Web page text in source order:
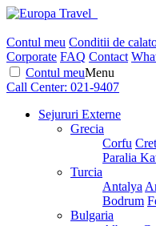
Contul meu Conditii de
Corporate FAQ Contact
Contul meuMenu
Call Center: 021-9407
Sejururi Externe
Grecia
Corfu
Paralia
Turcia
Antalya
Bodrum
Bulgaria